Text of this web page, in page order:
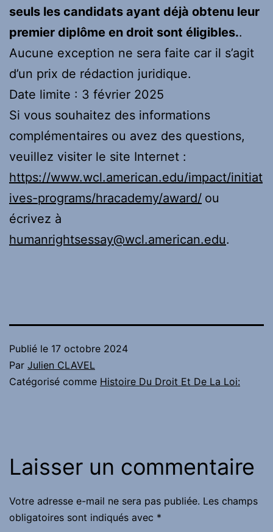
seuls les candidats ayant déjà obtenu leur
premier diplôme en droit sont éligibles..
Aucune exception ne sera faite car il s’agit
d’un prix de rédaction juridique.
Date limite : 3 février 2025
Si vous souhaitez des informations
complémentaires ou avez des questions,
veuillez visiter le site Internet :
https://www.wcl.american.edu/impact/initiat
ives-programs/hracademy/award/ ou
écrivez à
humanrightsessay@wcl.american.edu.
Publié le 17 octobre 2024
Par Julien CLAVEL
Catégorisé comme Histoire Du Droit Et De La Loi:
Laisser un commentaire
Votre adresse e-mail ne sera pas publiée. Les champs
obligatoires sont indiqués avec *